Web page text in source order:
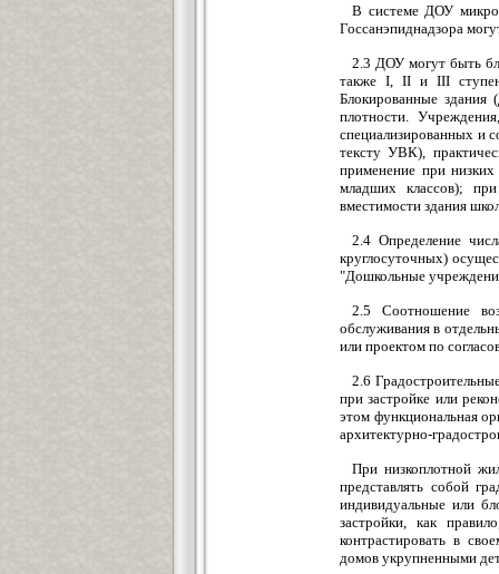
В системе ДОУ
Госсанэпиднадзора
2.3 ДОУ могут быть
также I, II и III
Блокированные здания
плотности.
специализированных и
тексту УВК),
применение при
младших классов);
вместимости здания
2.4 Определение
круглосуточных)
"Дошкольные
2.5 Соотношение
обслуживания в
или проектом по
2.6
при застройке или
этом функциональная
архитектурно-
При низкоплотной
представлять собой
индивидуальные или
застройки, как
контрастировать в
домов укрупненными